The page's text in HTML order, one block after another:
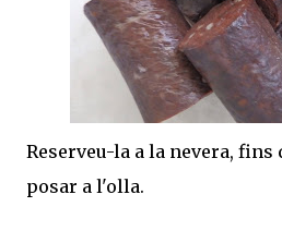
Reserveu-la a la nevera, fins
posar a l'olla.